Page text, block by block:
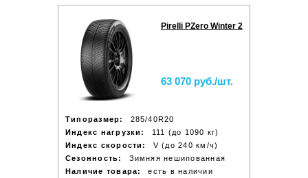
Pirelli PZero Winter 2
63 070 руб./шт.
Типоразмер:
285/40R20
Индекс нагрузки:
111 (до 1090 кг)
Индекс скорости:
V (до 240 км/ч)
Сезонность:
Зимняя нешипованная
Наличие товара:
есть в наличии